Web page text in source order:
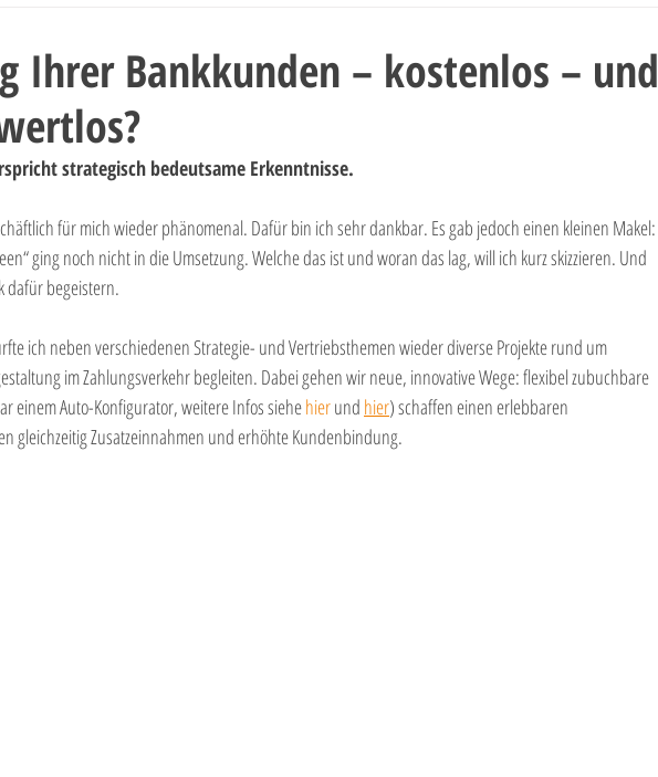
Kontomodelle
Ihrer Bankkunden – kostenlos – und
strategisch bedeutsame Erkenntnisse.
für mich wieder phänomenal. Dafür bin ich sehr dankbar. Es gab jedoch einen kleinen Makel:
ging noch nicht in die Umsetzung. Welche das ist und woran das lag, will ich kurz skizzieren. Und
dafür begeistern.
ich neben verschiedenen Strategie- und Vertriebsthemen wieder diverse Projekte rund um
im Zahlungsverkehr begleiten. Dabei gehen wir neue, innovative Wege: flexibel zubuchbare
einem Auto-Konfigurator, weitere Infos siehe hier und hier) schaffen einen erlebbaren
gleichzeitig Zusatzeinnahmen und erhöhte Kundenbindung.